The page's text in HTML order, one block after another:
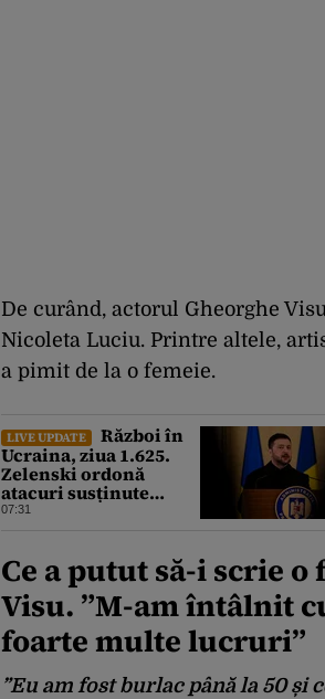
De curând, actorul Gheorghe
Nicoleta Luciu. Printre altele,
a pimit de la o femeie.
LIVE UPDATE
Război în
Ucraina, ziua 1.625.
Zelenski ordonă
atacuri susținute
împotriva industriei
07:31
Ce a putut să-i scrie
Visu. ”M-am întâlnit
foarte multe lucruri”
”Eu am fost burlac până la 50 și